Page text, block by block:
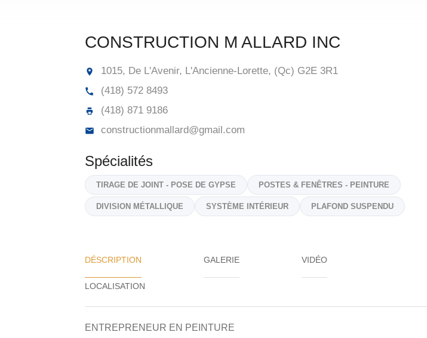
CONSTRUCTION M ALLARD INC
1015, De L'Avenir, L'Ancienne-Lorette, (Qc) G2E 3R1
(418) 572 8493
(418) 871 9186
constructionmallard@gmail.com
Spécialités
TIRAGE DE JOINT - POSE DE GYPSE POSTES & FENÊTRES - PEINTURE
DIVISION MÉTALLIQUE SYSTÈME INTÉRIEUR PLAFOND SUSPENDU
DÉSCRIPTION GALERIE VIDÉO
ENTREPRENEUR EN PEINTURE